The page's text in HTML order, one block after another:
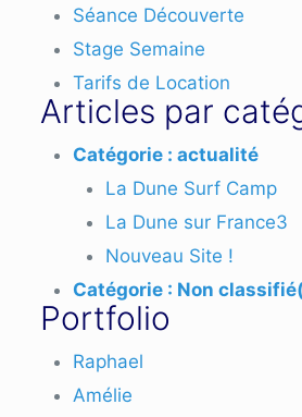
Séance Découverte
Stage Semaine
Tarifs de Location
Articles par
Catégorie : actualité
La Dune Surf Camp
La Dune sur France3
Nouveau Site !
Catégorie : Non
Portfolio
Raphael
Amélie